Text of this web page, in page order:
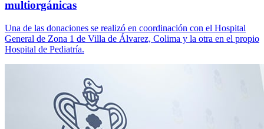
multiorgánicas
Una de las donaciones se realizó en coordinación con el Hospital
General de Zona 1 de Villa de Álvarez, Colima y la otra en el propio
Hospital de Pediatría.